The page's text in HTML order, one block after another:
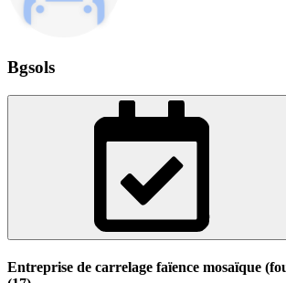
Bgsols
Entreprise de carrelage faïence mosaïque